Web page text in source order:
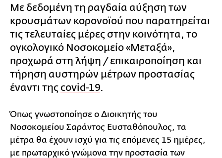
Με δεδομένη τη ραγδαία αύξηση των
κρουσμάτων κορονοϊού που παρατηρείται
τις τελευταίες μέρες στην κοινότητα, το
ογκολογικό Νοσοκομείο «Μεταξά»,
προχωρά στη λήψη / επικαιροποίηση και
τήρηση αυστηρών μέτρων προστασίας
έναντι της covid-19.
Όπως γνωστοποίησε ο Διοικητής του
Νοσοκομείου Σαράντος Ευσταθόπουλος, τα
μέτρα θα έχουν ισχύ για τις επόμενες 15 ημέρες,
με πρωταρχικό γνώμονα την προστασία των